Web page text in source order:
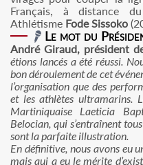
Français, à distance
Athlétisme Fode Sissoko
Le mot du
André Giraud, président
étions lancés a été réussi.
bon déroulement de cet
l’organisation que des
et les athlètes ultramarins.
Martiniquaise Laeticia
Belocian, qui s’entraînent
sont la parfaite illustration.
En définitive, nous avons eu
mais qui a eu le mérite